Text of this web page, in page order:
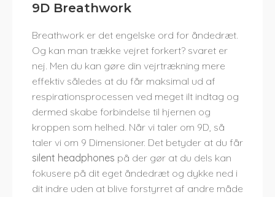
9D Breathwork
Breathwork er det engelske ord for åndedræt.
Og kan man trække vejret forkert? svaret er
nej. Men du kan gøre din vejrtrækning mere
effektiv således at du får maksimal ud af
respirationsprocessen ved meget ilt indtag og
dermed skabe forbindelse til hjernen og
kroppen som helhed. Når vi taler om 9D, så
taler vi om 9 Dimensioner. Det betyder at du får
silent headphones på der gør at du dels kan
fokusere på dit eget åndedræt og dykke ned i
dit indre uden at blive forstyrret af andre måde